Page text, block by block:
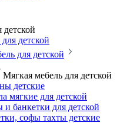
детской
детской
для детской
Мягкая мебель для детской
детские
мягкие для детской
банкетки для детской
софы тахты детские